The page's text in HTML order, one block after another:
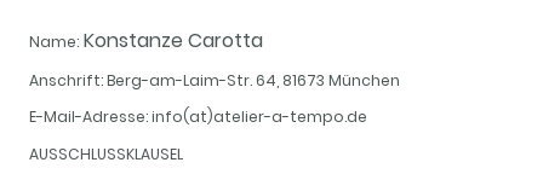
Name: Konstanze Carotta
Anschrift: Berg-am-Laim-Str. 64, 81673 München
E-Mail-Adresse: info(at)atelier-a-tempo.de
AUSSCHLUSSKLAUSEL